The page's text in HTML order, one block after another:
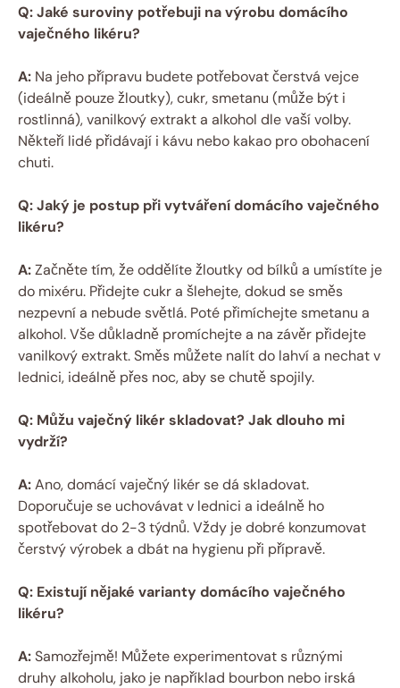
Q: Jaké suroviny potřebuji na výrobu domácího
vaječného likéru?
A: Na jeho přípravu budete potřebovat čerstvá vejce
(ideálně pouze žloutky), cukr, smetanu (může být i
rostlinná), vanilkový extrakt a alkohol dle vaší volby.
Někteří lidé přidávají i kávu nebo kakao pro obohacení
chuti.
Q: Jaký je postup při vytváření domácího vaječného
likéru?
A:Začněte tím, že oddělíte žloutky od bílků a umístíte je
do mixéru. Přidejte cukr a šlehejte, dokud se směs
nezpevní a nebude světlá. Poté přimíchejte smetanu a
alkohol. Vše důkladně promíchejte a na závěr přidejte
vanilkový extrakt. Směs můžete nalít do lahví a nechat v
lednici, ideálně přes noc, aby se chutě spojily.
Q: Můžu vaječný likér skladovat? Jak dlouho mi
vydrží?
A:Ano, domácí vaječný likér se dá skladovat.
Doporučuje se uchovávat v lednici a ideálně ho
spotřebovat do 2-3 týdnů. Vždy je dobré konzumovat
čerstvý výrobek a dbát na hygienu při přípravě.
Q: Existují nějaké varianty domácího vaječného
likéru?
A:Samozřejmě! Můžete experimentovat s různými
druhy alkoholu, jako je například bourbon nebo irská